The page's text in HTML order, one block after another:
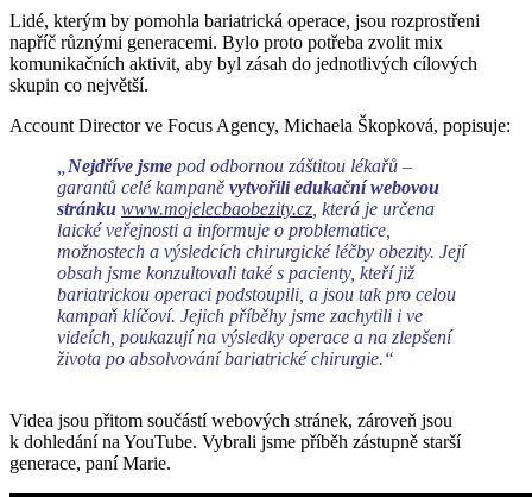
Lidé, kterým by pomohla bariatrická operace, jsou rozprostřeni
napříč různými generacemi. Bylo proto potřeba zvolit mix
komunikačních aktivit, aby byl zásah do jednotlivých cílových
skupin co největší.
Account Director ve Focus Agency, Michaela Škopková, popisuje:
Nejdříve jsme pod odbornou záštitou lékařů –
garantů celé kampaně vytvořili edukační webovou
stránku www.mojelecbaobezity.cz , která je určena
laické veřejnosti a informuje o problematice,
možnostech a výsledcích chirurgické léčby obezity. Její
obsah jsme konzultovali také s pacienty, kteří již
bariatrickou operaci podstoupili, a jsou tak pro celou
kampaň klíčoví. Jejich příběhy jsme zachytili i ve
videích, poukazují na výsledky operace a na zlepšení
života po absolvování bariatrické chirurgie.“
Videa jsou přitom součástí webových stránek, zároveň jsou
k dohledání na YouTube. Vybrali jsme příběh zástupně starší
generace, paní Marie.